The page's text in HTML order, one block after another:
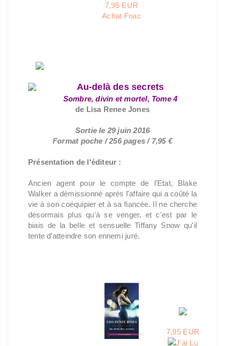
7,95 EUR
Achat Fnac
Au-delà des secrets
Sombre, divin et mortel, Tome 4
de Lisa Renee Jones
Sortie le 29 juin 2016
Format poche / 256 pages / 7,95 €
Présentation de l'éditeur :
Ancien agent pour le compte de l'Etat, Blake
Walker a démissionné après l'affaire qui a coûté la
vie à son coéquipier et à sa fiancée. Il ne cherche
désormais plus qu'à se venger, et c'est par le
biais de la belle et sensuelle Tiffany Snow qu'il
tente d'atteindre son ennemi juré.
7,95 EUR